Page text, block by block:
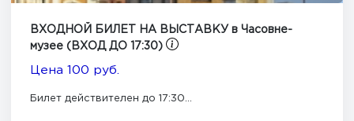
ВХОДНОЙ БИЛЕТ НА ВЫСТАВКУ в Часовне-
музее (ВХОД ДО 17:30)
Цена 100 руб.
Билет действителен до 17:30...